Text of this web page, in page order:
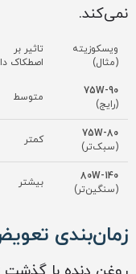
نمی‌کند.
ویسکوزیته
(مثال)
تاثیر بر
اصطکاک
75W-90
(رایج)
متوسط
75W-80
(سبک‌تر)
کمتر
80W-140
(سنگین‌تر)
بیشتر
زمان‌بندی